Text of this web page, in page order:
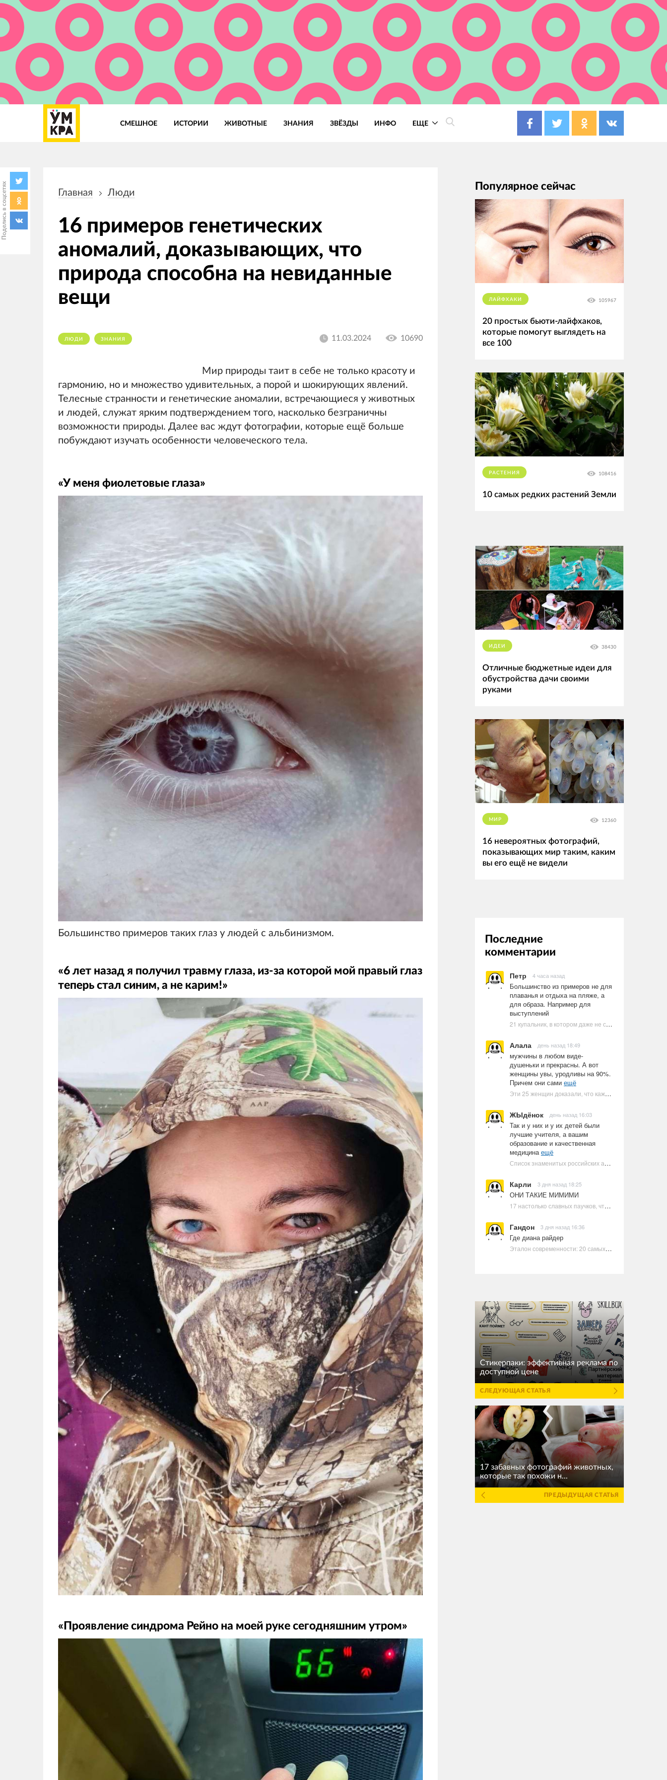
СМЕШНОЕ ИСТОРИИ ЖИВОТНЫЕ ЗНАНИЯ ЗВЁЗДЫ ИНФО ЕЩЕ
Поделись в соцсетях навигации
Главная Люди
16 примеров генетических
аномалий, доказывающих, что
природа способна на невиданные
вещи
ЛЮДИ ЗНАНИЯ 11.03.2024 10690
Мир природы таит в себе не только красоту и
гармонию, но и множество удивительных, а порой и шокирующих явлений.
Телесные странности и генетические аномалии, встречающиеся у животных
и людей, служат ярким подтверждением того, насколько безграничны
возможности природы. Далее вас ждут фотографии, которые ещё больше
побуждают изучать особенности человеческого тела.
«У меня фиолетовые глаза»
Большинство примеров таких глаз у людей с альбинизмом.
«6 лет назад я получил травму глаза, из-за которой мой правый глаз
теперь стал синим, а не карим!»
«Проявление синдрома Рейно на моей руке сегодняшним утром»
Популярное сейчас
ЛАЙФХАКИ 105967
20 простых бьюти-лайфхаков,
которые помогут выглядеть на
все 100
РАСТЕНИЯ 108416
10 самых редких растений Земли
ИДЕИ 38430
Отличные бюджетные идеи для
обустройства дачи своими
руками
МИР 12360
16 невероятных фотографий,
показывающих мир таким, каким
вы его ещё не видели
Последние
комментарии
Петр 4 часа назад
Большинство из примеров не для
плаванья и отдыха на пляже, а
для образа. Например для
выступлений
21 купальник, в котором даже не стоит пытаться плавать
Алала день назад 18:49
мужчины в любом виде-
душеньки и прекрасны. А вот
женщины увы, уродливы на 90%.
Причем они сами ещё
Эти 25 женщин доказали, что каждое тело имеет право быть в бикини
ЖЫдёнок день назад 16:03
Так и у них и у их детей были
лучшие учителя, а вашим
образование и качественная
медицинаещё
Список знаменитых российских артистов-евреев | Ультрамарин
Карли 3 дня назад 18:25
ОНИ ТАКИЕ МИМИМИ
17 настолько славных паучков, что даже у арахнофобов появится желание их погладить
Гандон 3 дня назад 16:36
Где диана райдер
Эталон современности: 20 самых красивых и привлекательных актрис Голливуда, по мнению Google | Ультрамарин
Стикерпаки: эффективная реклама по
доступной цене
СЛЕДУЮЩАЯ СТАТЬЯ
17 забавных фотографий животных,
которые так похожи н...
ПРЕДЫДУЩАЯ СТАТЬЯ